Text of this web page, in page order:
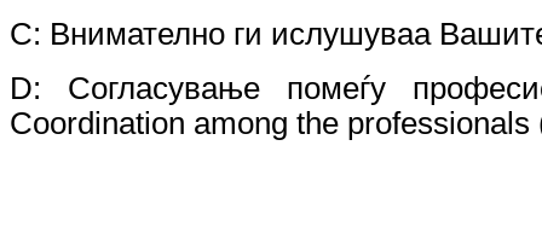
C: Внимателно ги ислушуваа
D: Согласување помеѓу
Coordination among the professionals